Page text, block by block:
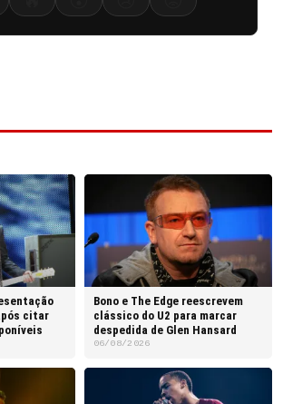
citar
Bono e The Edge reescrevem
clássico do U2 para marcar
despedida de Glen Hansard
06/08/2026